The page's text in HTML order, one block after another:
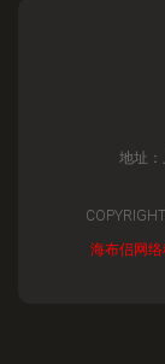
地址
海布侣网络